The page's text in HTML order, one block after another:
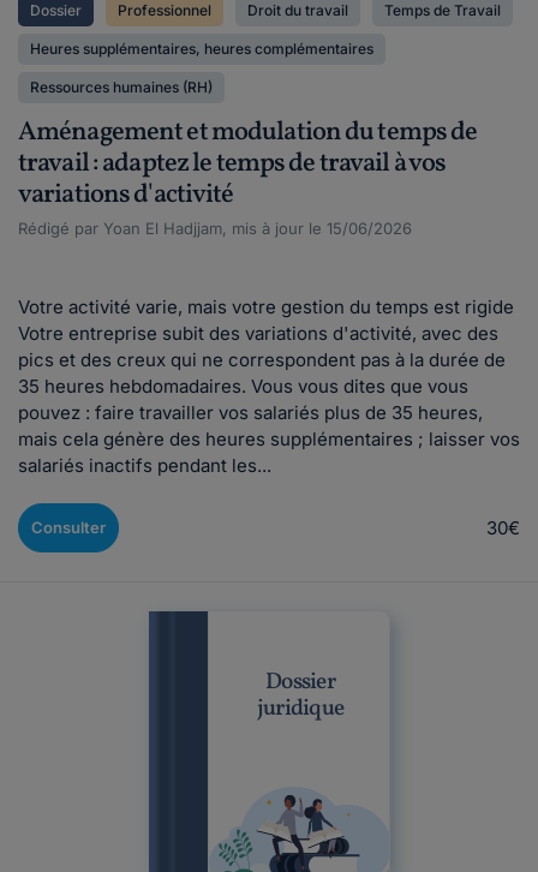
Dossier Professionnel Droit du travail Temps de Travail
Heures supplémentaires, heures complémentaires
Ressources humaines (RH)
Aménagement et modulation du temps de
travail : adaptez le temps de travail à vos
variations d'activité
Rédigé par Yoan El Hadjjam, mis à jour le 15/06/2026
Votre activité varie, mais votre gestion du temps est rigide
Votre entreprise subit des variations d'activité, avec des
pics et des creux qui ne correspondent pas à la durée de
35 heures hebdomadaires. Vous vous dites que vous
pouvez : faire travailler vos salariés plus de 35 heures,
mais cela génère des heures supplémentaires ; laisser vos
salariés inactifs pendant les...
Consulter 30€
Dossier
juridique